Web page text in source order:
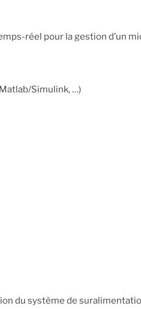
réel pour la gestion d’un
Simulink, …)
du système de